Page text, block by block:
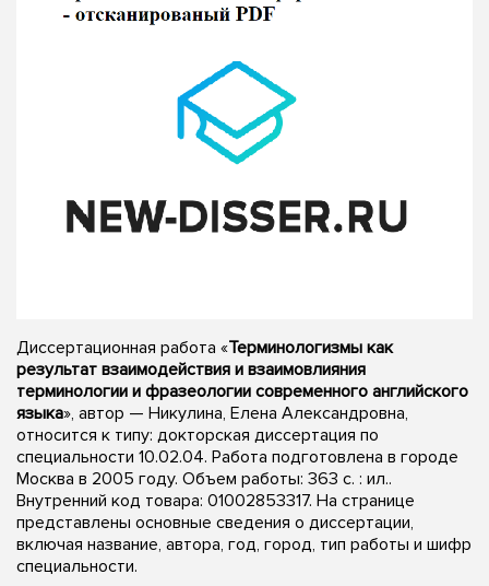
Диссертационная работа «Терминологизмы как
результат взаимодействия и взаимовлияния
терминологии и фразеологии современного английского
языка», автор — Никулина, Елена Александровна,
относится к типу: докторская диссертация по
специальности 10.02.04. Работа подготовлена в городе
Москва в 2005 году. Объем работы: 363 с. : ил..
Внутренний код товара: 01002853317. На странице
представлены основные сведения о диссертации,
включая название, автора, год, город, тип работы и шифр
специальности.